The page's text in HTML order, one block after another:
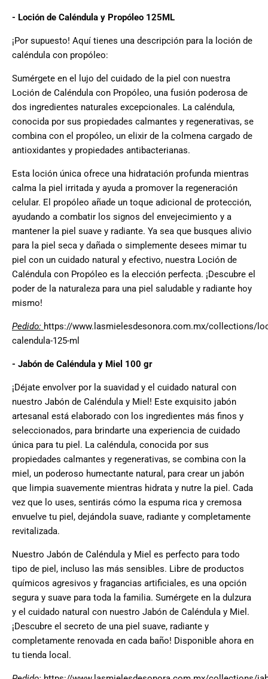
- Loción de Caléndula y Propóleo 125ML
¡Por supuesto! Aquí tienes una descripción para la loción de
caléndula con propóleo:
Sumérgete en el lujo del cuidado de la piel con nuestra
Loción de Caléndula con Propóleo, una fusión poderosa de
dos ingredientes naturales excepcionales. La caléndula,
conocida por sus propiedades calmantes y regenerativas, se
combina con el propóleo, un elixir de la colmena cargado de
antioxidantes y propiedades antibacterianas.
Esta loción única ofrece una hidratación profunda mientras
calma la piel irritada y ayuda a promover la regeneración
celular. El propóleo añade un toque adicional de protección,
ayudando a combatir los signos del envejecimiento y a
mantener la piel suave y radiante. Ya sea que busques alivio
para la piel seca y dañada o simplemente desees mimar tu
piel con un cuidado natural y efectivo, nuestra Loción de
Caléndula con Propóleo es la elección perfecta. ¡Descubre el
poder de la naturaleza para una piel saludable y radiante hoy
mismo!
Pedido: https://www.lasmielesdesonora.com.mx/collections/
calendula-125-ml
- Jabón de Caléndula y Miel 100 gr
¡Déjate envolver por la suavidad y el cuidado natural con
nuestro Jabón de Caléndula y Miel! Este exquisito jabón
artesanal está elaborado con los ingredientes más finos y
seleccionados, para brindarte una experiencia de cuidado
única para tu piel. La caléndula, conocida por sus
propiedades calmantes y regenerativas, se combina con la
miel, un poderoso humectante natural, para crear un jabón
que limpia suavemente mientras hidrata y nutre la piel. Cada
vez que lo uses, sentirás cómo la espuma rica y cremosa
envuelve tu piel, dejándola suave, radiante y completamente
revitalizada.
Nuestro Jabón de Caléndula y Miel es perfecto para todo
tipo de piel, incluso las más sensibles. Libre de productos
químicos agresivos y fragancias artificiales, es una opción
segura y suave para toda la familia. Sumérgete en la dulzura
y el cuidado natural con nuestro Jabón de Caléndula y Miel.
¡Descubre el secreto de una piel suave, radiante y
completamente renovada en cada baño! Disponible ahora en
tu tienda local.